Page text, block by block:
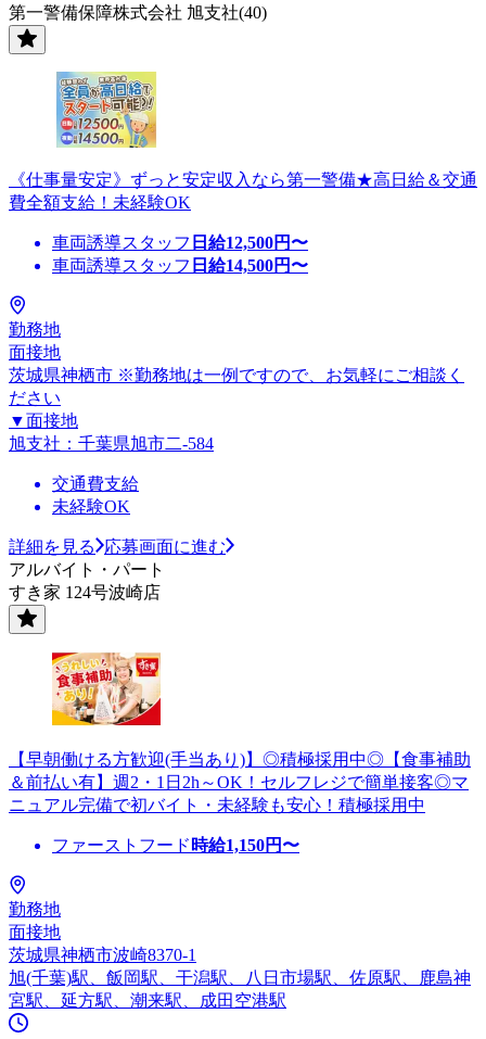
第一警備保障株式会社 旭支社(40)
《仕事量安定》ずっと安定収入なら第一警備★高日給＆交通
費全額支給！未経験OK
車両誘導スタッフ 日給12,500円〜
車両誘導スタッフ 日給14,500円〜
勤務地
面接地
茨城県神栖市 ※勤務地は一例ですので、お気軽にご相談く
ださい
▼面接地
旭支社：千葉県旭市二-584
交通費支給
未経験OK
詳細を見る
応募画面に進む
アルバイト・パート
すき家 124号波崎店
【早朝働ける方歓迎(手当あり)】◎積極採用中◎【食事補助
＆前払い有】週2・1日2h～OK！セルフレジで簡単接客◎マ
ニュアル完備で初バイト・未経験も安心！積極採用中
ファーストフード 時給1,150円〜
勤務地
面接地
茨城県神栖市波崎8370-1
旭(千葉)駅、飯岡駅、干潟駅、八日市場駅、佐原駅、鹿島神
宮駅、延方駅、潮来駅、成田空港駅